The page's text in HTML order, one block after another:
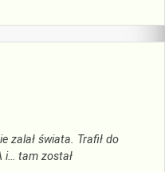
zalał świata. Trafił do
i… tam został